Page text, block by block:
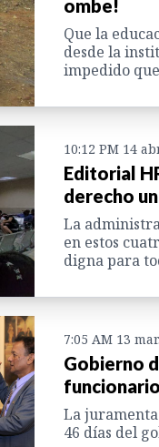
ombe!
Que la
desde la
impedido
10:12 PM 14
Editorial
derecho
La
en estos
digna para
7:05 AM 13
Gobierno
La
46 días del